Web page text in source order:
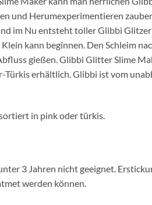
und Herumexperimentieren
im Nu entsteht toller Glibbi
kann beginnen. Den Schleim
gießen. Glibbi Glitter Slime
Türkis erhältlich. Glibbi ist vom
in pink oder türkis.
3 Jahren nicht geeignet.
werden können.